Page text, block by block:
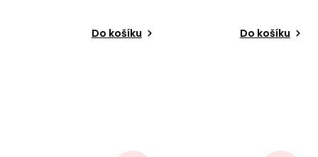
Do košíku Do košíku